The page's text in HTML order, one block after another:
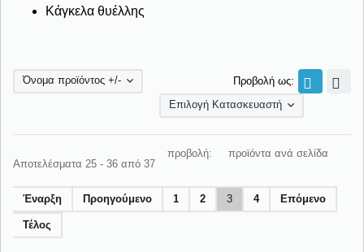
Κάγκελα θυέλλης
Προβολή ως:
Όνομα προϊόντος +/-
Επιλογή Κατασκευαστή
Αποτελέσματα 25 - 36 από 37
προβολή: προϊόντα ανά σελίδα
Έναρξη Προηγούμενο 1 2 3 4 Επόμενο
Τέλος